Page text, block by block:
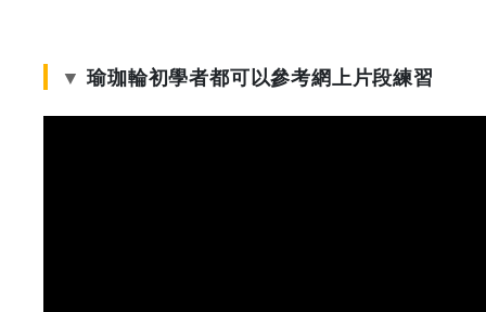
瑜珈輪初學者都可以參考網上片段練習